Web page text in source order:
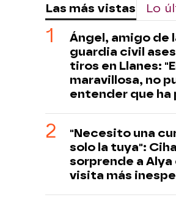
Las más vistas Lo
Ángel, amigo de
guardia civil
tiros en Llanes:
maravillosa, no
entender que ha
"Necesito una
solo la tuya":
sorprende a Alya
visita más